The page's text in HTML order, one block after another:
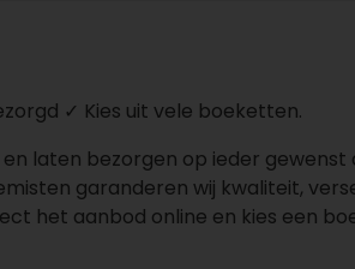
✓ Kies uit vele boeketten.
laten bezorgen op ieder gewenst
garanderen wij kwaliteit,
het aanbod online en kies een